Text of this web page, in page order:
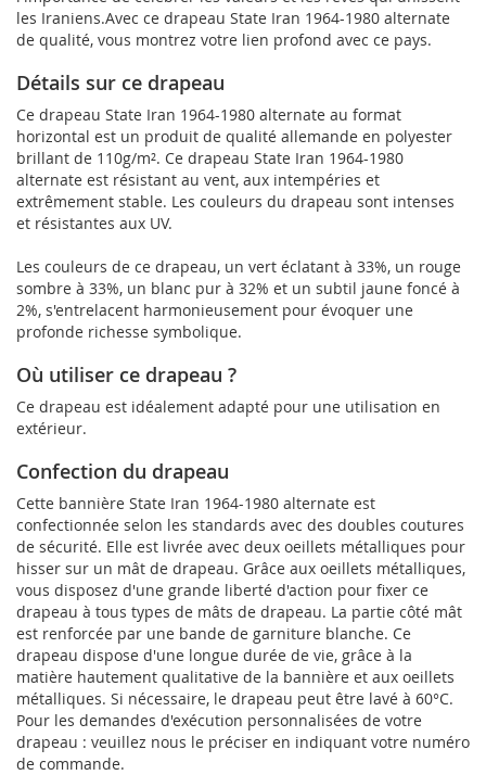
les Iraniens.Avec ce drapeau State Iran 1964-1980 alternate
de qualité, vous montrez votre lien profond avec ce pays.
Détails sur ce drapeau
Ce drapeau State Iran 1964-1980 alternate au format
horizontal est un produit de qualité allemande en polyester
brillant de 110g/m². Ce drapeau State Iran 1964-1980
alternate est résistant au vent, aux intempéries et
extrêmement stable. Les couleurs du drapeau sont intenses
et résistantes aux UV.
Les couleurs de ce drapeau, un vert éclatant à 33%, un rouge
sombre à 33%, un blanc pur à 32% et un subtil jaune foncé à
2%, s'entrelacent harmonieusement pour évoquer une
profonde richesse symbolique.
Où utiliser ce drapeau ?
Ce drapeau est idéalement adapté pour une utilisation en
extérieur.
Confection du drapeau
Cette bannière State Iran 1964-1980 alternate est
confectionnée selon les standards avec des doubles coutures
de sécurité. Elle est livrée avec deux oeillets métalliques pour
hisser sur un mât de drapeau. Grâce aux oeillets métalliques,
vous disposez d'une grande liberté d'action pour fixer ce
drapeau à tous types de mâts de drapeau. La partie côté mât
est renforcée par une bande de garniture blanche. Ce
drapeau dispose d'une longue durée de vie, grâce à la
matière hautement qualitative de la bannière et aux oeillets
métalliques. Si nécessaire, le drapeau peut être lavé à 60°C.
Pour les demandes d'exécution personnalisées de votre
drapeau : veuillez nous le préciser en indiquant votre numéro
de commande.